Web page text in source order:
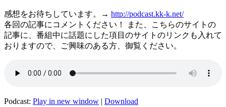
感想をお待ちしています。→ http://podcast.kk-k.net/
各回の記事にコメントください！ また、こちらのサイトの
記事に、番組中に話題にした項目のサイトのリンクも入れて
おりますので、ご興味のある方、御覧ください。
Podcast: Play in new window | Download